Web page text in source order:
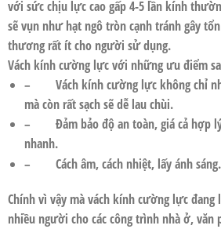
với sức chịu lực cao gấp 4-5 lần kính
sẽ vụn như hạt ngô tròn cạnh tránh gây
thương rất ít cho người sử dụng.
Vách kính cường lực với những ưu điểm
– Vách kính cường lực không chỉ
mà còn rất sạch sẽ dễ lau chùi.
– Đảm bảo độ an toàn, giá cả hợp
nhanh.
– Cách âm, cách nhiệt, lấy ánh sáng.
Chính vì vậy màvách kính cường lựcđang
nhiều người cho các công trình nhà ở, văn